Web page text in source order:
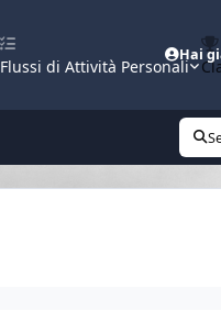
Flussi di Attività Personali
Hai